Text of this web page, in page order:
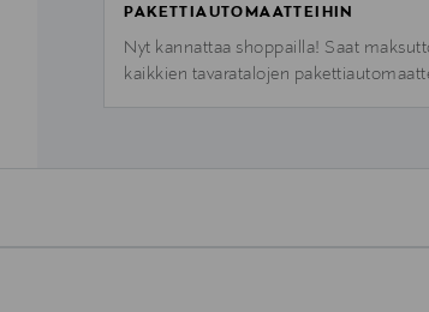
PAKETTIAUTOMAATTEIHIN
Nyt kannattaa shoppailla! Saat
kaikkien tavaratalojen